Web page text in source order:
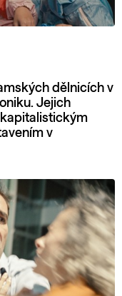
dělnicích v
Jejich
v